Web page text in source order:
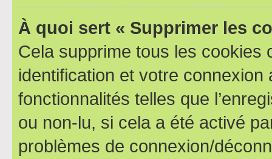
À quoi sert « Supprimer les
Cela supprime tous les cookies
identification et votre
fonctionnalités telles que
ou non-lu, si cela a été activé
problèmes de connexion/